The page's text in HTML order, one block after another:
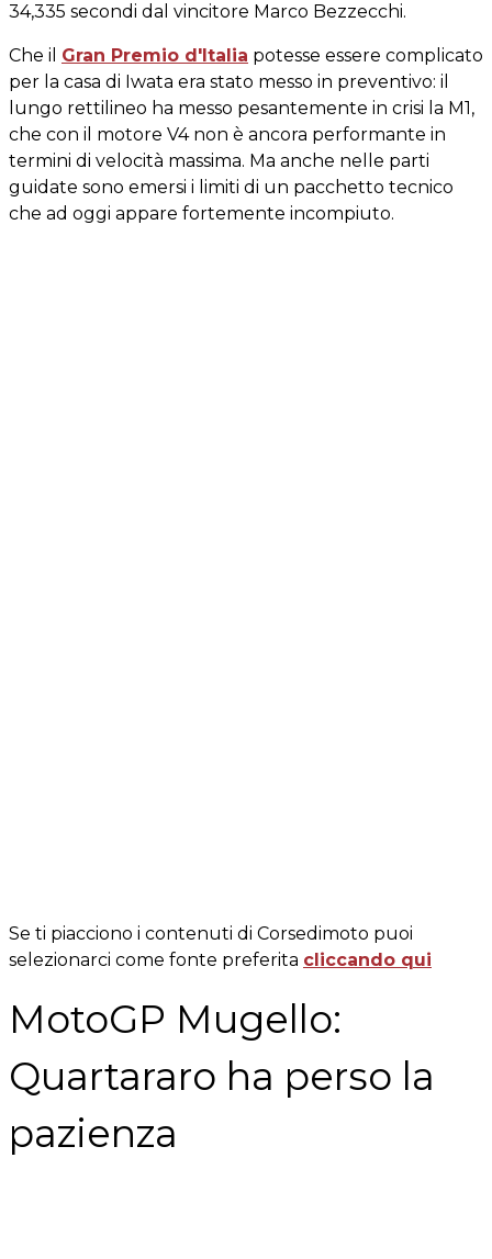
34,335 secondi dal vincitore Marco Bezzecchi.
Che il Gran Premio d'Italia potesse essere complicato
per la casa di Iwata era stato messo in preventivo: il
lungo rettilineo ha messo pesantemente in crisi la M1,
che con il motore V4 non è ancora performante in
termini di velocità massima. Ma anche nelle parti
guidate sono emersi i limiti di un pacchetto tecnico
che ad oggi appare fortemente incompiuto.
Se ti piacciono i contenuti di Corsedimoto puoi
selezionarci come fonte preferita cliccando qui
MotoGP Mugello:
Quartararo ha perso la
pazienza